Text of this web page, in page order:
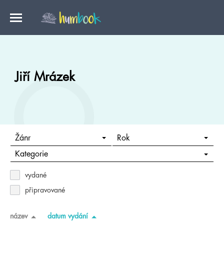
Jiří Mrázek
Žánr Rok
Kategorie
vydané
připravované
název datum vydání